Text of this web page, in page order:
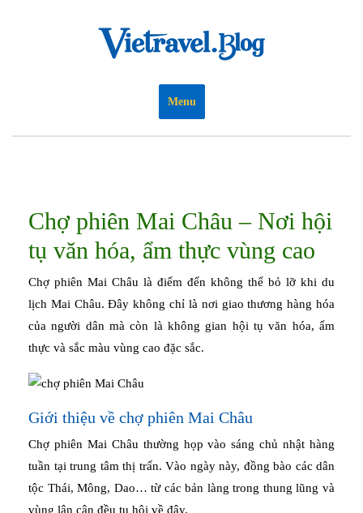
Menu
Chợ phiên Mai Châu – Nơi hội
tụ văn hóa, ẩm thực vùng cao
Chợ phiên Mai Châu là điểm đến không thể bỏ lỡ khi du
lịch Mai Châu. Đây không chỉ là nơi giao thương hàng hóa
của người dân mà còn là không gian hội tụ văn hóa, ẩm
thực và sắc màu vùng cao đặc sắc.
Giới thiệu về chợ phiên Mai Châu
Chợ phiên Mai Châu thường họp vào sáng chủ nhật hàng
tuần tại trung tâm thị trấn. Vào ngày này, đồng bào các dân
tộc Thái, Mông, Dao… từ các bản làng trong thung lũng và
vùng lân cận đều tụ hội về đây.